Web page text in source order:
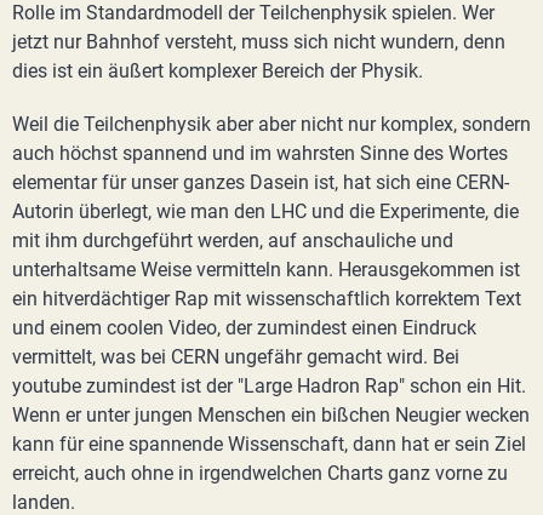
Rolle im Standardmodell der Teilchenphysik spielen. Wer
jetzt nur Bahnhof versteht, muss sich nicht wundern, denn
dies ist ein äußert komplexer Bereich der Physik.
Weil die Teilchenphysik aber aber nicht nur komplex, sondern
auch höchst spannend und im wahrsten Sinne des Wortes
elementar für unser ganzes Dasein ist, hat sich eine CERN-
Autorin überlegt, wie man den LHC und die Experimente, die
mit ihm durchgeführt werden, auf anschauliche und
unterhaltsame Weise vermitteln kann. Herausgekommen ist
ein hitverdächtiger Rap mit wissenschaftlich korrektem Text
und einem coolen Video, der zumindest einen Eindruck
vermittelt, was bei CERN ungefähr gemacht wird. Bei
youtube zumindest ist der "Large Hadron Rap" schon ein Hit.
Wenn er unter jungen Menschen ein bißchen Neugier wecken
kann für eine spannende Wissenschaft, dann hat er sein Ziel
erreicht, auch ohne in irgendwelchen Charts ganz vorne zu
landen.